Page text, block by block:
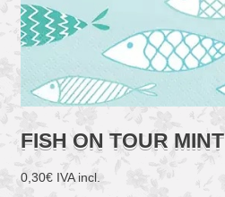
FISH ON TOUR MINT
0,30€ IVA incl.